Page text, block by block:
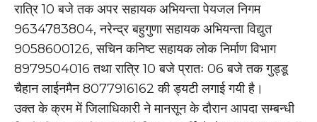
रात्रि 10 बजे तक अपर सहायक अभियन्ता पेयजल निगम
9634783804, नरेन्द्र बहुगुणा सहायक अभियन्ता विद्युत
9058600126, सचिन कनिष्ट सहायक लोक निर्माण विभाग
8979504016 तथा रात्रि 10 बजे प्रातः 06 बजे तक गुड्डू
चैहान लाईनमैन 8077916162 की ड्यटी लगाई गयी है।
उक्त के क्रम में जिलाधिकारी ने मानसून के दौरान आपदा सम्बन्धी